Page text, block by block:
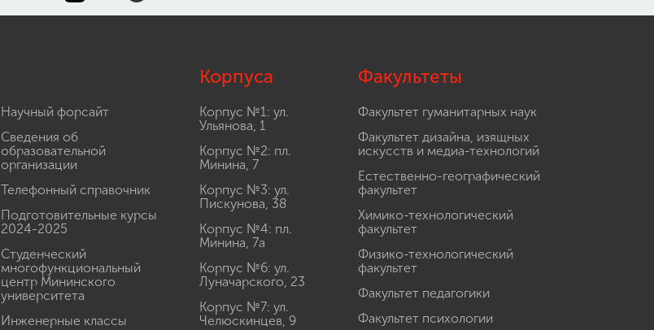
Научный форсайт
Сведения об
образовательной
организации
Телефонный справочник
Подготовительные курсы
2024-2025
Студенческий
многофункциональный
центр Мининского
университета
Инженерные классы
Корпуса
Корпус №1: ул.
Ульянова, 1
Корпус №2: пл.
Минина, 7
Корпус №3: ул.
Пискунова, 38
Корпус №4: пл.
Минина, 7а
Корпус №6: ул.
Луначарского, 23
Корпус №7: ул.
Челюскинцев, 9
Факультеты
Факультет гуманитарных наук
Факультет дизайна, изящных
искусств и медиа-технологий
Естественно-географический
факультет
Химико-технологический
факультет
Физико-технологический
факультет
Факультет педагогики
Факультет психологии